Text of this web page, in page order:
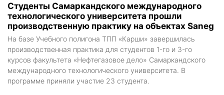
Студенты Самаркандского международного
технологического университета прошли
производственную практику на объектах Saneg
На базе Учебного полигона ТПП «Карши» завершилась
производственная практика для студентов 1-го и 3-го
курсов факультета «Нефтегазовое дело» Самаркандского
международного технологического университета. В
программе приняли участие 23 студента.